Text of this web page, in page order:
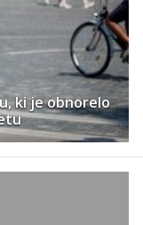
ki je obnorelo